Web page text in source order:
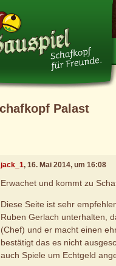
Palast
jack_1, 16. Mai 2014, um 16:08
Erwachet und kommt zu
Diese Seite ist sehr
Ruben Gerlach unterhalten,
(Chef) und er macht einen
bestätigt das es nicht
auch Spiele um Echtgeld